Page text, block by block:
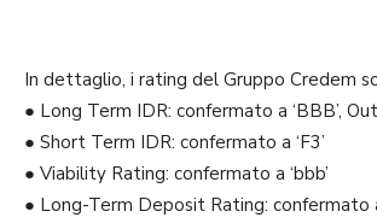
In dettaglio, i rating del Gruppo Credem
● Long Term IDR: confermato a ‘BBB’,
● Short Term IDR: confermato a ‘F3’
● Viability Rating: confermato a ‘bbb’
● Long-Term Deposit Rating: confermato